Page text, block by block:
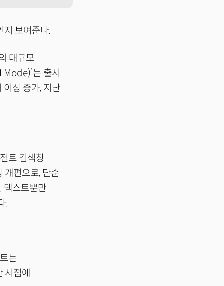
지 보여준다.
대규모
는 출시
상 증가, 지난
트 검색창
편으로, 단순
텍스트뿐만
.
는
점에